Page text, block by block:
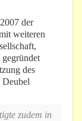
der
weiteren
des
Deubel
zudem in